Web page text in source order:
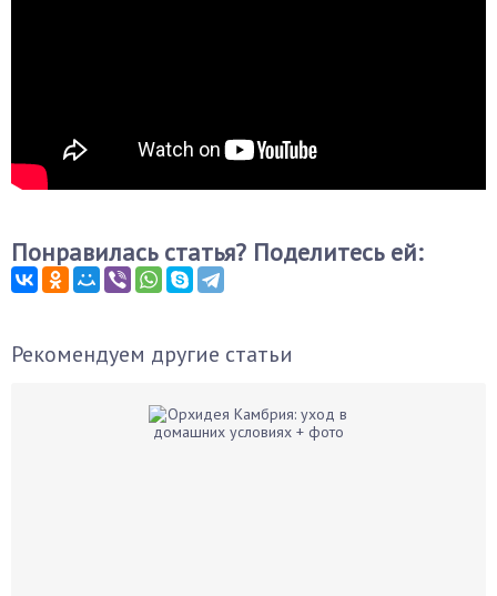
Понравилась статья? Поделитесь ей:
Рекомендуем другие статьи